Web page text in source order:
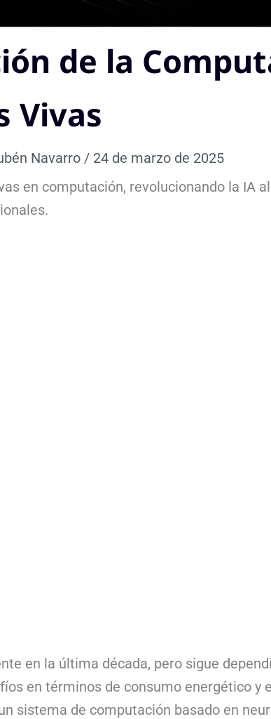
de la
Vivas
Navarro / 24 de marzo de 2025
en computación, revolucionando la IA
en la última década, pero sigue
en términos de consumo energético y
sistema de computación basado en